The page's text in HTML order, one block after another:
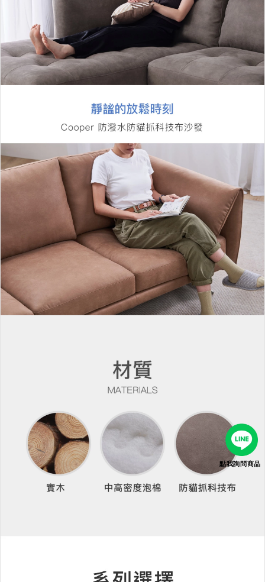
點我詢問商品